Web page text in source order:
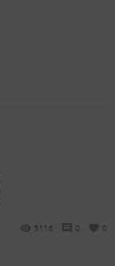
5116 0 0